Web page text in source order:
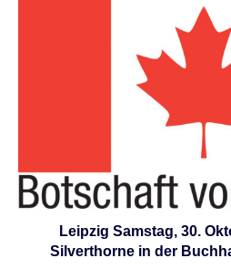
Leipzig Samstag, 30.
Silverthorne in der